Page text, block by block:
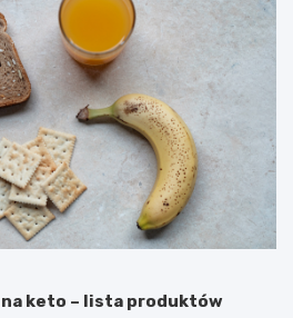
na keto – lista produktów